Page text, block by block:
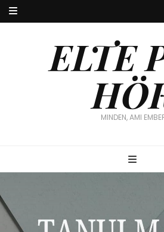
ELTE
MINDEN, AMI